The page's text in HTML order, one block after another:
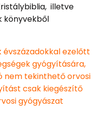
illetve
könyvekből
évszázadokkal ezelőtt
gyógyítására,
nem tekinthető orvosi
csak kiegészítő
gyógyászat